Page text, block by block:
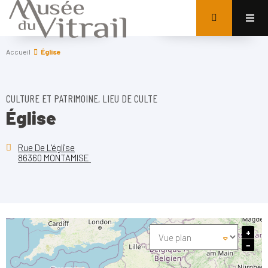
Accueil Église
CULTURE ET PATRIMOINE, LIEU DE CULTE
Église
Rue De L'église
86360 MONTAMISE
+
−